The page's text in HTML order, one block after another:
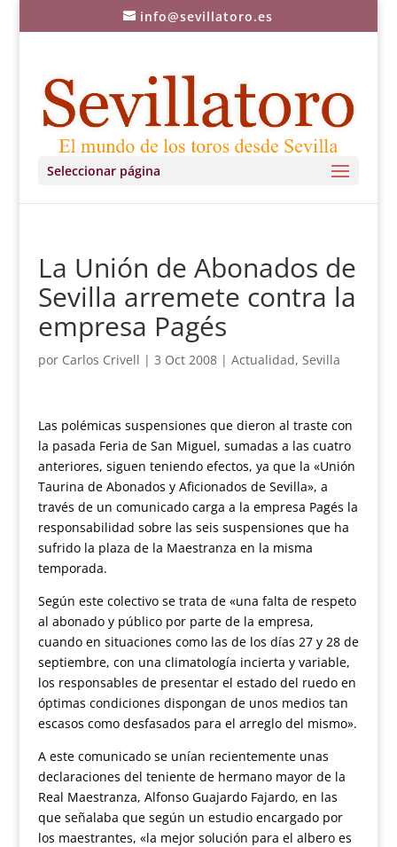
info@sevillatoro.es
Seleccionar página
La Unión de Abonados de
Sevilla arremete contra la
empresa Pagés
por Carlos Crivell | 3 Oct 2008| Actualidad, Sevilla
Las polémicas suspensiones que dieron al traste con
la pasada Feria de San Miguel, sumadas a las cuatro
anteriores, siguen teniendo efectos, ya que la «Unión
Taurina de Abonados y Aficionados de Sevilla», a
través de un comunicado carga a la empresa Pagés la
responsabilidad sobre las seis suspensiones que ha
sufrido la plaza de la Maestranza en la misma
temporada.
Según este colectivo se trata de «una falta de respeto
al abonado y público por parte de la empresa,
cuando en situaciones como las de los días 27 y 28 de
septiembre, con una climatología incierta y variable,
los responsables de presentar el estado del ruedo en
óptimas condiciones dispongan de unos medios tan
escasos como desfasados para el arreglo del mismo».
A este comunicado se unían recientemente unas
declaraciones del teniente de hermano mayor de la
Real Maestranza, Alfonso Guajardo Fajardo, en las
que señalaba que según un estudio encargado por
los maestrantes, «la mejor solución para el albero es